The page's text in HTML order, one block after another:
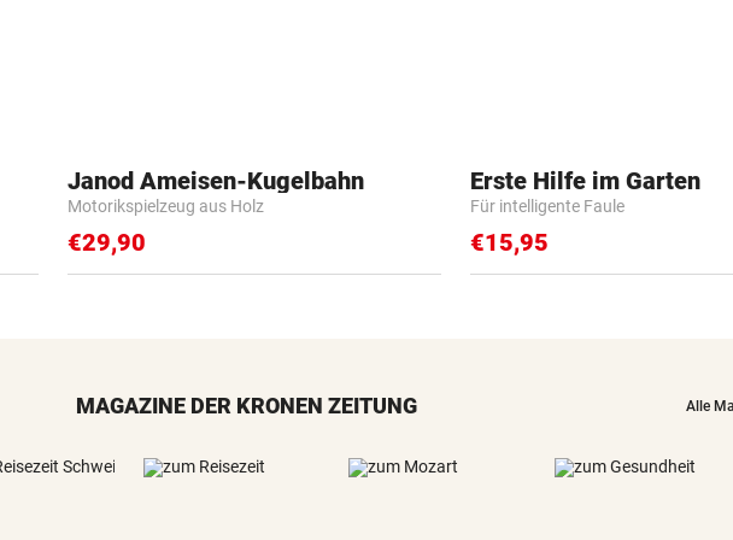
Janod Ameisen-Kugelbahn
Motorikspielzeug aus Holz
€29,90
Erste Hilfe im Garten
Für intelligente Faule
€15,95
MAGAZINE DER KRONEN ZEITUNG Alle